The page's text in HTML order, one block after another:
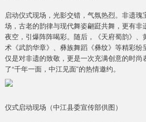
启动仪式现场，光影交错，气氛热烈。非遗瑰
场，古老的韵律与现代舞姿翩跹共舞，更有非
夜空，引爆阵阵喝彩。随后，《天府蜀韵》、
术《武韵华章》、彝族舞蹈《彝纹》等精彩纷
仅是对非遗的致敬，更是一次充满创意的时尚
了“千年一面，中江见面”的热情邀约。
仪式启动现场（中江县委宣传部供图）